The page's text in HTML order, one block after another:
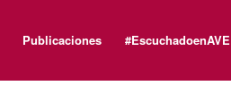
Publicaciones #EscuchadoenAVE